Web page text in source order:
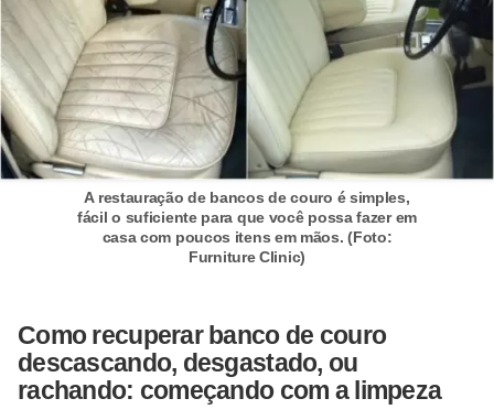
A restauração de bancos de couro é simples,
fácil o suficiente para que você possa fazer em
casa com poucos itens em mãos. (Foto:
Furniture Clinic)
Como recuperar banco de couro
descascando, desgastado, ou
rachando: começando com a limpeza
o
e
a
c
e
i
o